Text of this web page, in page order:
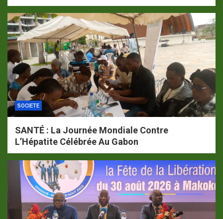
SOCIETE
SANTÉ : La Journée Mondiale Contre
L’Hépatite Célébrée Au Gabon